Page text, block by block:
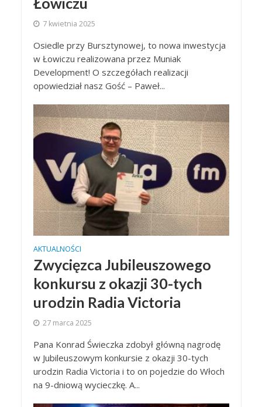
7 kwietnia 2025
Osiedle przy Bursztynowej, to nowa inwestycja
w Łowiczu realizowana przez Muniak
Development! O szczegółach realizacji
opowiedział nasz Gość – Paweł...
AKTUALNOŚCI
Zwycięzca Jubileuszowego
konkursu z okazji 30-tych
urodzin Radia Victoria
27 marca 2025
Pana Konrad Świeczka zdobył główną nagrodę
w Jubileuszowym konkursie z okazji 30-tych
urodzin Radia Victoria i to on pojedzie do Włoch
na 9-dniową wycieczkę. A...